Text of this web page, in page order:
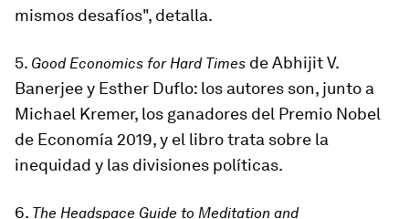
mismos desafíos", detalla.
5. Good Economics for Hard Times de Abhijit V.
Banerjee y Esther Duflo: los autores son, junto a
Michael Kremer, los ganadores del Premio Nobel
de Economía 2019, y el libro trata sobre la
inequidad y las divisiones políticas.
6. The Headspace Guide to Meditation and